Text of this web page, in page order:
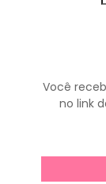
Você
no link